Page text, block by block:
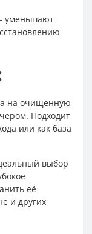
уменьшают
на очищенную
Подходит
или как база
выбор
её
и других